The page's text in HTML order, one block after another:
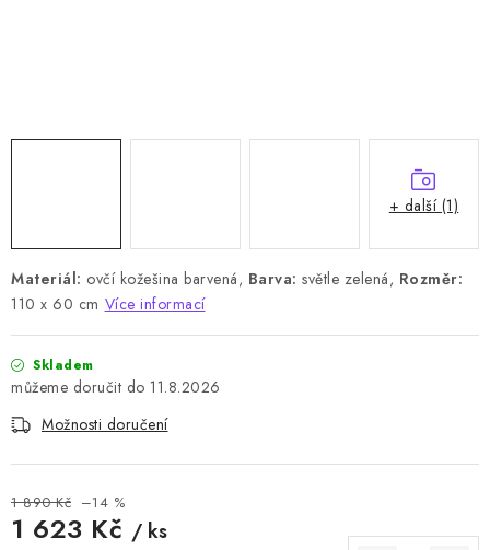
Materiál: ovčí kožešina barvená, Barva: světle zelená, Rozměr:
110 x 60 cm Více informací
Skladem
11.8.2026
Možnosti doručení
1 890 Kč –14 %
1 623 Kč / ks
+ další (1)